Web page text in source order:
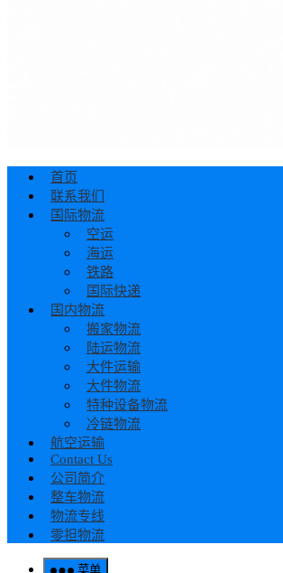
首页
联系我们
国际物流
空运
海运
铁路
国际快递
国内物流
搬家物流
陆运物流
大件运输
大件物流
特种设备物流
冷链物流
航空运输
Contact Us
公司简介
整车物流
物流专线
零担物流
菜单